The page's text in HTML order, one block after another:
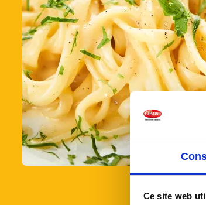
Ce site web